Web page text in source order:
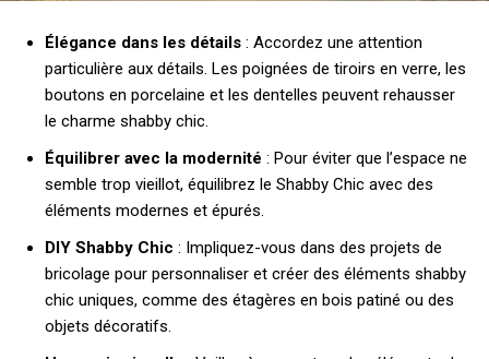
Élégance dans les détails : Accordez une attention
particulière aux détails. Les poignées de tiroirs en verre, les
boutons en porcelaine et les dentelles peuvent rehausser
le charme shabby chic.
Équilibrer avec la modernité : Pour éviter que l’espace ne
semble trop vieillot, équilibrez le Shabby Chic avec des
éléments modernes et épurés.
DIY Shabby Chic : Impliquez-vous dans des projets de
bricolage pour personnaliser et créer des éléments shabby
chic uniques, comme des étagères en bois patiné ou des
objets décoratifs.